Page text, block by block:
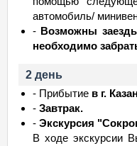
автомобиль/
- Возможны
необходимо
2 день
- Прибытие в г.
- Завтрак.
- Экскурсия
В ходе экскурсии